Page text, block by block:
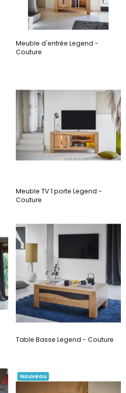
Meuble d'entrée Legend -
Couture
Meuble TV 1 porte Legend -
Couture
Table Basse Legend - Couture
Nouveau